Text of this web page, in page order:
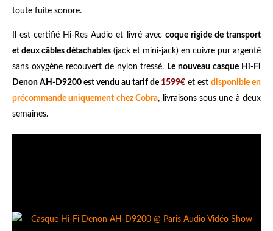
toute fuite sonore.
Il est certifié Hi-Res Audio et livré avec coque rigide de transport
et deux câbles détachables (jack et mini-jack) en cuivre pur argenté
sans oxygène recouvert de nylon tressé. Le nouveau casque Hi-Fi
Denon AH-D9200 est vendu au tarif de 1599€ et est disponible en
précommande uniquement chez Cobra, livraisons sous une à deux
semaines.